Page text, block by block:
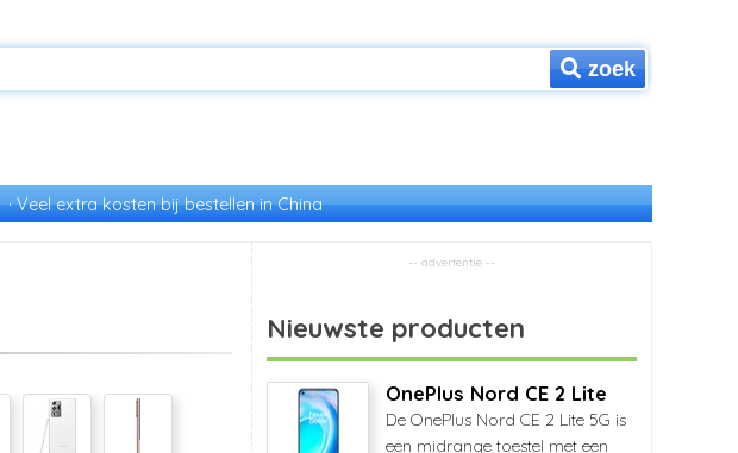
zoek
Veel extra kosten bij bestellen in China
Nieuwste producten
OnePlus Nord CE 2 Lite
De OnePlus Nord CE 2 Lite 5G is
een midrange toestel met een